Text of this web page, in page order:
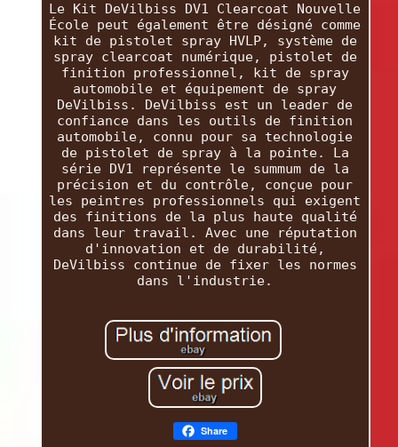
Le Kit DeVilbiss DV1 Clearcoat Nouvelle
École peut également être désigné comme
kit de pistolet spray HVLP, système de
spray clearcoat numérique, pistolet de
finition professionnel, kit de spray
automobile et équipement de spray
DeVilbiss. DeVilbiss est un leader de
confiance dans les outils de finition
automobile, connu pour sa technologie
de pistolet de spray à la pointe. La
série DV1 représente le summum de la
précision et du contrôle, conçue pour
les peintres professionnels qui exigent
des finitions de la plus haute qualité
dans leur travail. Avec une réputation
d'innovation et de durabilité,
DeVilbiss continue de fixer les normes
dans l'industrie.
Share